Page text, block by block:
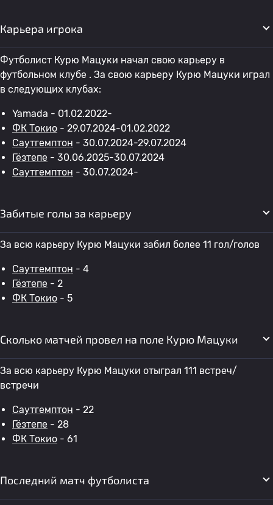
Карьера игрока
Футболист Курю Мацуки начал свою карьеру в
футбольном клубе . За свою карьеру Курю Мацуки играл
в следующих клубах:
Yamada - 01.02.2022-
ФК Токио - 29.07.2024-01.02.2022
Саутгемптон - 30.07.2024-29.07.2024
Гёзтепе - 30.06.2025-30.07.2024
Саутгемптон - 30.07.2024-
Забитые голы за карьеру
За всю карьеру Курю Мацуки забил более 11 гол/голов
Саутгемптон - 4
Гёзтепе - 2
ФК Токио - 5
Сколько матчей провел на поле Курю Мацуки
За всю карьеру Курю Мацуки отыграл 111 встреч/
встречи
Саутгемптон - 22
Гёзтепе - 28
ФК Токио - 61
Последний матч футболиста